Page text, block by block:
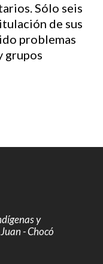
Sólo seis
de sus
problemas
grupos
y
- Chocó